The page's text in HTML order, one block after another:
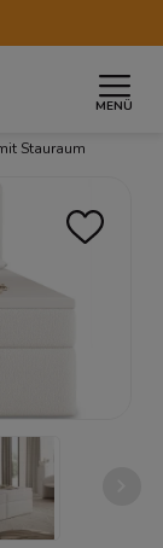
MENÜ
»
Stauraum